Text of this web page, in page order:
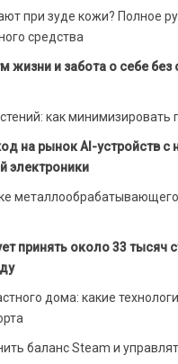
при зуде кожи? Полное
средства
жизни и забота о себе
как минимизировать
на рынок AI-устройств с
электроники
металлообрабатывающего
принять около 33 тысяч
дома: какие
баланс Steam и